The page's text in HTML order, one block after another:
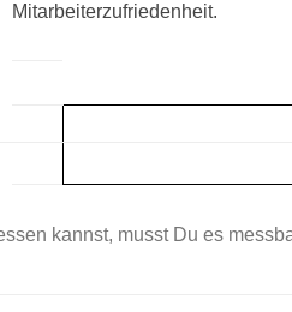
Mitarbeiterzufriedenheit.
kannst, musst Du es